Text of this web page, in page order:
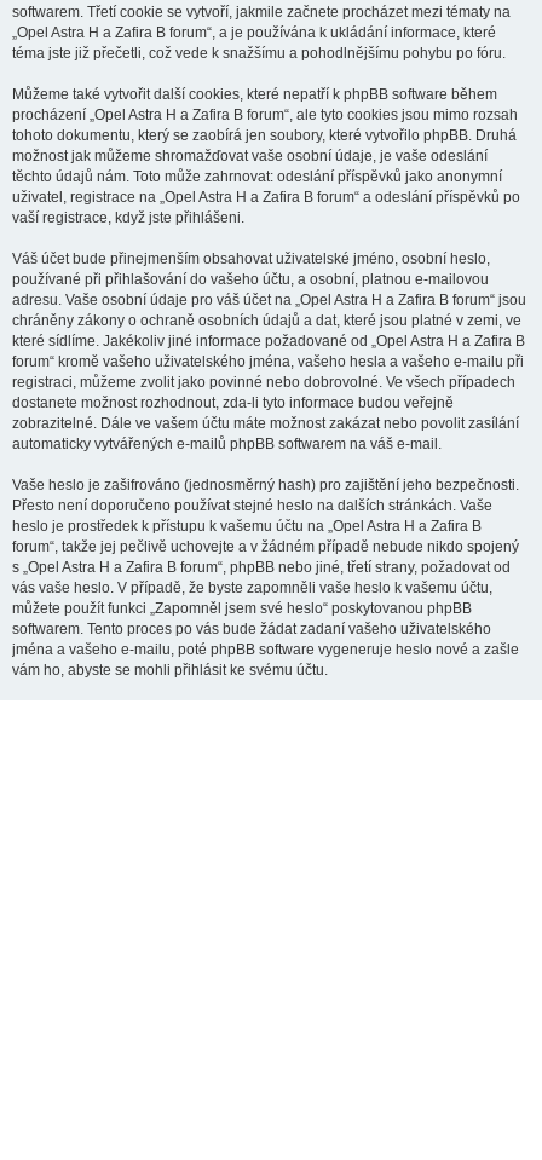
softwarem. Třetí cookie se vytvoří, jakmile začnete procházet mezi tématy na
„Opel Astra H a Zafira B forum“, a je používána k ukládání informace, které
téma jste již přečetli, což vede k snažšímu a pohodlnějšímu pohybu po fóru.
Můžeme také vytvořit další cookies, které nepatří k phpBB software během
procházení „Opel Astra H a Zafira B forum“, ale tyto cookies jsou mimo rozsah
tohoto dokumentu, který se zaobírá jen soubory, které vytvořilo phpBB. Druhá
možnost jak můžeme shromažďovat vaše osobní údaje, je vaše odeslání
těchto údajů nám. Toto může zahrnovat: odeslání příspěvků jako anonymní
uživatel, registrace na „Opel Astra H a Zafira B forum“ a odeslání příspěvků po
vaší registrace, když jste přihlášeni.
Váš účet bude přinejmenším obsahovat uživatelské jméno, osobní heslo,
používané při přihlašování do vašeho účtu, a osobní, platnou e-mailovou
adresu. Vaše osobní údaje pro váš účet na „Opel Astra H a Zafira B forum“ jsou
chráněny zákony o ochraně osobních údajů a dat, které jsou platné v zemi, ve
které sídlíme. Jakékoliv jiné informace požadované od „Opel Astra H a Zafira B
forum“ kromě vašeho uživatelského jména, vašeho hesla a vašeho e-mailu při
registraci, můžeme zvolit jako povinné nebo dobrovolné. Ve všech případech
dostanete možnost rozhodnout, zda-li tyto informace budou veřejně
zobrazitelné. Dále ve vašem účtu máte možnost zakázat nebo povolit zasílání
automaticky vytvářených e-mailů phpBB softwarem na váš e-mail.
Vaše heslo je zašifrováno (jednosměrný hash) pro zajištění jeho bezpečnosti.
Přesto není doporučeno používat stejné heslo na dalších stránkách. Vaše
heslo je prostředek k přístupu k vašemu účtu na „Opel Astra H a Zafira B
forum“, takže jej pečlivě uchovejte a v žádném případě nebude nikdo spojený
s „Opel Astra H a Zafira B forum“, phpBB nebo jiné, třetí strany, požadovat od
vás vaše heslo. V případě, že byste zapomněli vaše heslo k vašemu účtu,
můžete použít funkci „Zapomněl jsem své heslo“ poskytovanou phpBB
softwarem. Tento proces po vás bude žádat zadaní vašeho uživatelského
jména a vašeho e-mailu, poté phpBB software vygeneruje heslo nové a zašle
vám ho, abyste se mohli přihlásit ke svému účtu.